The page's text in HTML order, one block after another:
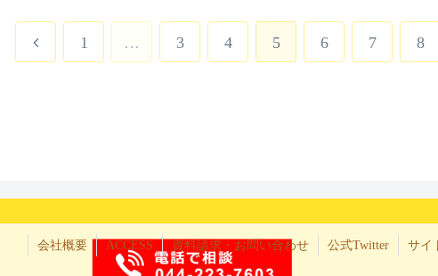
前 1 … 3 4 5 6 7 8
会社概要 ACCESS 資料請求・お問い合わせ 公式Twitter サイ